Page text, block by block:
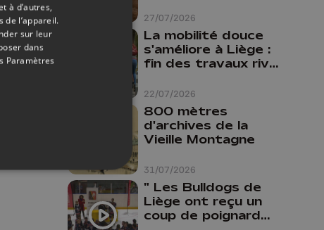
27/07/2026
province de Liège :
"Un citoyen qui
n'est formé ne
peut pas nous
aider"
22/07/2026
La mobilité douce
s'améliore à Liège :
fin des travaux rive
cyclo-piétonnes
Avroy et
Guillemins...
31/07/2026
800 mètres
d'archives de la
Vieille Montagne
" Les Bulldogs de
Liège ont reçu un
coup de poignard
à d’autres,
l’appareil.
sur leur
dans
Paramètres